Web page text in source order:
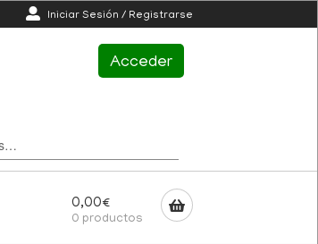
Iniciar Sesión / Registrarse
Acceder
0,00€
0 productos